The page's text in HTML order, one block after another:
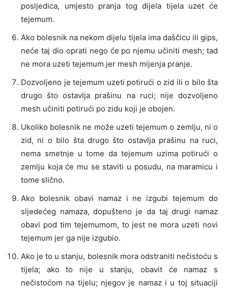
posljedica, umjesto pranja tog dijela tijela uzet će
tejemum.
Ako bolesnik na nekom dijelu tijela ima daščicu ili gips,
neće taj dio oprati nego će po njemu učiniti mesh; tad
ne mora uzeti tejemum jer mesh mijenja pranje.
Dozvoljeno je tejemum uzeti potirući o zid ili o bilo šta
drugo što ostavlja prašinu na ruci; nije dozvoljeno
mesh učiniti potirući po zidu koji je obojen.
Ukoliko bolesnik ne može uzeti tejemum o zemlju, ni o
zid, ni o bilo šta drugo što ostavlja prašinu na ruci,
nema smetnje u tome da tejemum uzima potirući o
zemlju koja će mu se staviti u posudu, na maramicu i
tome slično.
Ako bolesnik obavi namaz i ne izgubi tejemum do
sljedećeg namaza, dopušteno je da taj drugi namaz
obavi pod tim tejemumom, to jest ne mora uzeti novi
tejemum jer ga nije izgubio.
Ako je to u stanju, bolesnik mora odstraniti nečistoću s
tijela; ako to nije u stanju, obavit će namaz s
nečistoćom na tijelu; njegov je namaz i u toj situaciji